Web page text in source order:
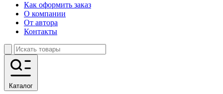
Как оформить заказ
О компании
От автора
Контакты
Каталог